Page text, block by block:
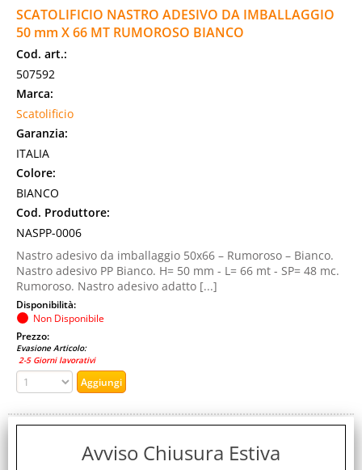
SCATOLIFICIO NASTRO ADESIVO DA IMBALLAGGIO
50 mm X 66 MT RUMOROSO BIANCO
Cod. art.:
507592
Marca:
Scatolificio
Garanzia:
ITALIA
Colore:
BIANCO
Cod. Produttore:
NASPP-0006
Nastro adesivo da imballaggio 50x66 – Rumoroso – Bianco.
Nastro adesivo PP Bianco. H= 50 mm - L= 66 mt - SP= 48 mc.
Rumoroso. Nastro adesivo adatto [...]
Disponibilità:
Non Disponibile
Prezzo:
Evasione Articolo:
2-5 Giorni lavorativi
Avviso Chiusura Estiva